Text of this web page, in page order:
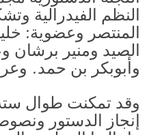
النظم الفيدرالية
المنتصر وعضوية:
الصيد ومنير برشان
وأبوبكر بن حمد.
وقد تمكنت طوال
إنجاز الدستور